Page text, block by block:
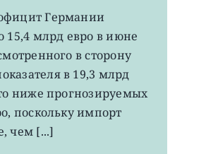
EWG:
немецкий
экспорт
вырос
4-
летнего
Германии
15,4 млрд евро в июне
в сторону
в 19,3 млрд
ниже прогнозируемых
поскольку импорт
чем [...]